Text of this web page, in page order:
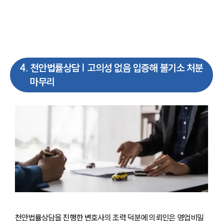
4. 천안법률상담 | 고의성 없음 입증해 불기소 처분
마무리
천안법률상담을 진행한 변호사의 조력 덕분에 의뢰인은 영업비밀